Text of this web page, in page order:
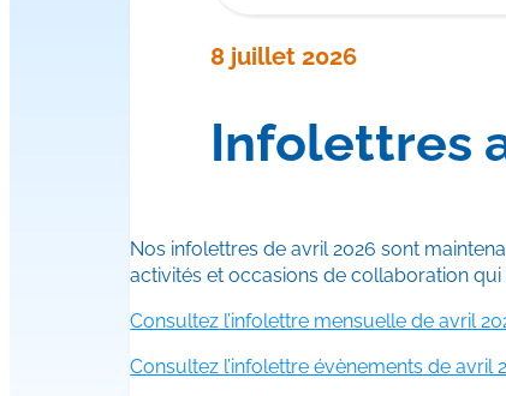
8 juillet 2026
Infolettres
Nos infolettres de avril 2026 sont
activités et occasions de collaboration
Consultez l’infolettre mensuelle de avril
Consultez l’infolettre évènements de avril